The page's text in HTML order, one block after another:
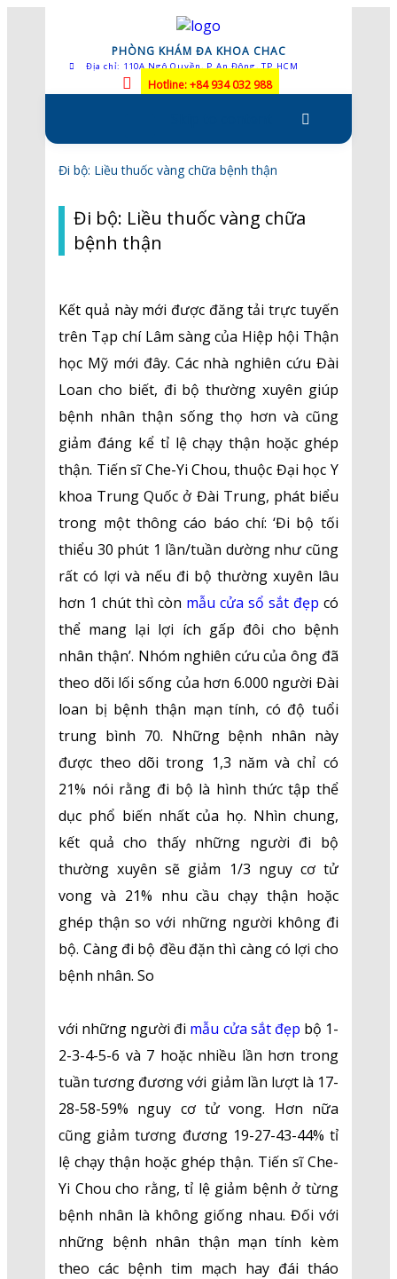
PHÒNG KHÁM ĐA KHOA CHAC
Địa chỉ: 110A Ngô Quyền, P.An Đông, TP.HCM
Hotline: +84 934 032 988
Đi bộ: Liều thuốc vàng chữa bệnh thận
Đi bộ: Liều thuốc vàng chữa
bệnh thận
Kết quả này mới được đăng tải trực tuyến
trên Tạp chí Lâm sàng của Hiệp hội Thận
học Mỹ mới đây. Các nhà nghiên cứu Đài
Loan cho biết, đi bộ thường xuyên giúp
bệnh nhân thận sống thọ hơn và cũng
giảm đáng kể tỉ lệ chạy thận hoặc ghép
thận. Tiến sĩ Che-Yi Chou, thuộc Đại học Y
khoa Trung Quốc ở Đài Trung, phát biểu
trong một thông cáo báo chí: ‘Đi bộ tối
thiểu 30 phút 1 lần/tuần dường như cũng
rất có lợi và nếu đi bộ thường xuyên lâu
hơn 1 chút thì còn mẫu cửa sổ sắt đẹp có
thể mang lại lợi ích gấp đôi cho bệnh
nhân thận’. Nhóm nghiên cứu của ông đã
theo dõi lối sống của hơn 6.000 người Đài
loan bị bệnh thận mạn tính, có độ tuổi
trung bình 70. Những bệnh nhân này
được theo dõi trong 1,3 năm và chỉ có
21% nói rằng đi bộ là hình thức tập thể
dục phổ biến nhất của họ. Nhìn chung,
kết quả cho thấy những người đi bộ
thường xuyên sẽ giảm 1/3 nguy cơ tử
vong và 21% nhu cầu chạy thận hoặc
ghép thận so với những người không đi
bộ. Càng đi bộ đều đặn thì càng có lợi cho
bệnh nhân. So
với những người đi mẫu cửa sắt đẹp bộ 1-
2-3-4-5-6 và 7 hoặc nhiều lần hơn trong
tuần tương đương với giảm lần lượt là 17-
28-58-59% nguy cơ tử vong. Hơn nữa
cũng giảm tương đương 19-27-43-44% tỉ
lệ chạy thận hoặc ghép thận. Tiến sĩ Che-
Yi Chou cho rằng, tỉ lệ giảm bệnh ở từng
bệnh nhân là không giống nhau. Đối với
những bệnh nhân thận mạn tính kèm
theo các bệnh tim mạch hay đái tháo